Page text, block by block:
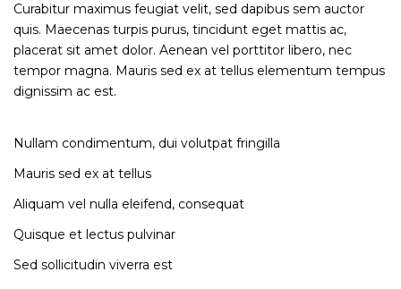
Curabitur maximus feugiat velit, sed dapibus sem auctor
quis. Maecenas turpis purus, tincidunt eget mattis ac,
placerat sit amet dolor. Aenean vel porttitor libero, nec
tempor magna. Mauris sed ex at tellus elementum tempus
dignissim ac est.
Nullam condimentum, dui volutpat fringilla
Mauris sed ex at tellus
Aliquam vel nulla eleifend, consequat
Quisque et lectus pulvinar
Sed sollicitudin viverra est